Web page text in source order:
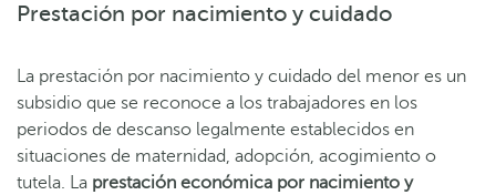
Prestación por nacimiento y cuidado
La prestación por nacimiento y cuidado del menor es un
subsidio que se reconoce a los trabajadores en los
periodos de descanso legalmente establecidos en
situaciones de maternidad, adopción, acogimiento o
tutela. La prestación económica por nacimiento y